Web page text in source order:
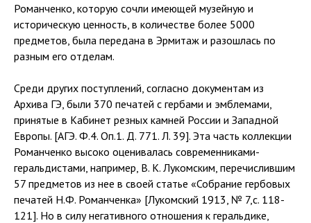
Романченко, которую сочли имеющей музейную и
историческую ценность, в количестве более 5000
предметов, была передана в Эрмитаж и разошлась по
разным его отделам.
Среди других поступлений, согласно документам из
Архива ГЭ, были 370 печатей с гербами и эмблемами,
принятые в Кабинет резных камней России и Западной
Европы. [АГЭ. Ф.4. Оп.1. Д. 771. Л. 39]. Эта часть коллекции
Романченко высоко оценивалась современниками-
геральдистами, например, В. К. Лукомским, перечислившим
57 предметов из нее в своей статье «Собрание гербовых
печатей Н.Ф. Романченка» [Лукомский 1913, № 7,с. 118-
121]. Но в силу негативного отношения к геральдике,